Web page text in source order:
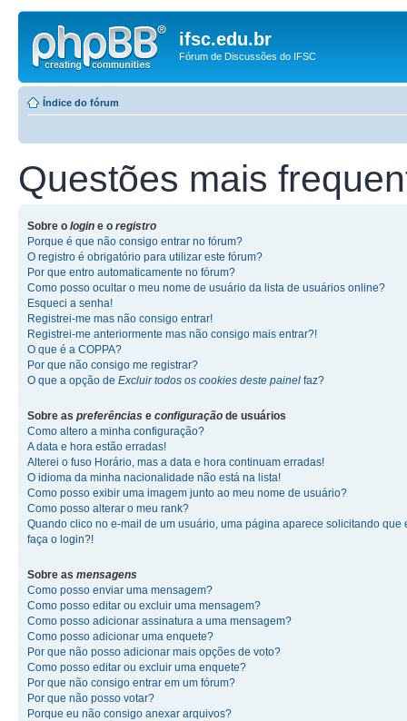
ifsc.edu.br
Fórum de Discussões do IFSC
Índice do fórum
Questões mais
Sobre o login e o registro
Porque é que não consigo entrar no fórum?
O registro é obrigatório para utilizar este fórum?
Por que entro automaticamente no fórum?
Como posso ocultar o meu nome de usuário da lista de usuários online?
Esqueci a senha!
Registrei-me mas não consigo entrar!
Registrei-me anteriormente mas não consigo mais entrar?!
O que é a COPPA?
Por que não consigo me registrar?
O que a opção de Excluir todos os cookies deste painel faz?
Sobre as preferências e configuração de usuários
Como altero a minha configuração?
A data e hora estão erradas!
Alterei o fuso Horário, mas a data e hora continuam erradas!
O idioma da minha nacionalidade não está na lista!
Como posso exibir uma imagem junto ao meu nome de usuário?
Como posso alterar o meu rank?
Quando clico no e-mail de um usuário, uma página aparece solicitando que
faça o login?!
Sobre as mensagens
Como posso enviar uma mensagem?
Como posso editar ou excluir uma mensagem?
Como posso adicionar assinatura a uma mensagem?
Como posso adicionar uma enquete?
Por que não posso adicionar mais opções de voto?
Como posso editar ou excluir uma enquete?
Por que não consigo entrar em um fórum?
Por que não posso votar?
Porque eu não consigo anexar arquivos?